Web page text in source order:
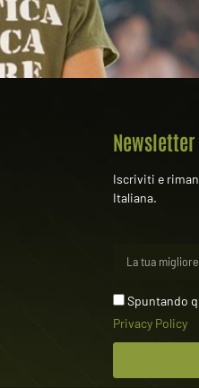
Newsletter
Iscriviti e
Italiana.
Spuntando
Privacy Policy